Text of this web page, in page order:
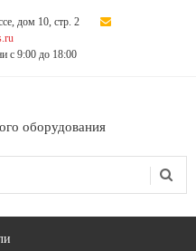
дом 10, стр. 2
с 9:00 до 18:00
оборудования